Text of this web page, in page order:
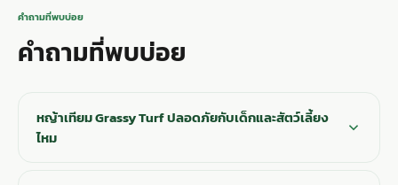
คำถามที่พบบ่อย
คำถามที่พบบ่อย
หญ้าเทียม Grassy Turf ปลอดภัยกับเด็กและสัตว์เลี้ยง
ไหม